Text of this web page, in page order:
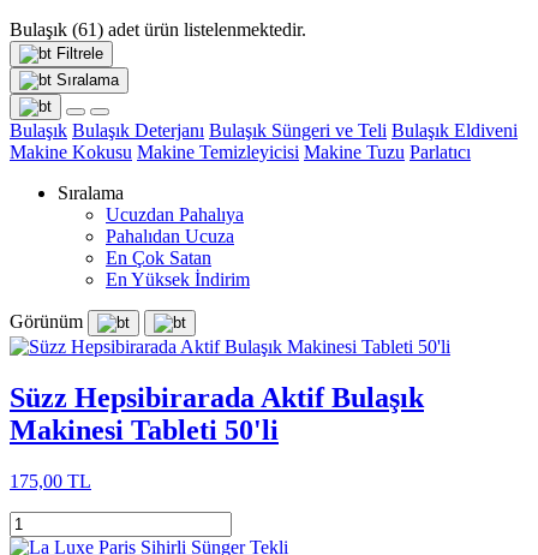
Bulaşık (61) adet ürün listelenmektedir.
Filtrele
Sıralama
Bulaşık Bulaşık Deterjanı Bulaşık Süngeri ve Teli Bulaşık Eldiveni
Makine Kokusu Makine Temizleyicisi Makine Tuzu Parlatıcı
Sıralama
Ucuzdan Pahalıya
Pahalıdan Ucuza
En Çok Satan
En Yüksek İndirim
Görünüm
Süzz Hepsibirarada Aktif Bulaşık
Makinesi Tableti 50'li
175,00 TL